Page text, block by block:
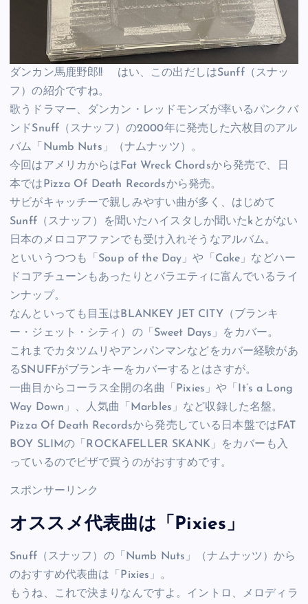
ダンカン馬鹿野郎!! はい、この出だしはSunff（スナッ
フ）の紹介ですね。
歌うドラマー、ダンカン・レッドモンズが率いるパンクバ
ンドSnuff（スナッフ）の2000年に発売した六枚目のアル
バム「Numb Nuts」（ナムナッツ）。
今回はアメリカからはFat Wreck Chordsから発売で、日
本ではPizza Of Death Recordsから発売。
サビがキャッチーで親しみやすい曲が多く、はじめて
Sunff（スナッフ）を聞いたハイスタしか聞いたkとがない
日本のメロコアファンでも受け入れそうなアルバム。
といいうつつも「Soup of the Day」や「Cake」などハー
ドコアチューンもあったりとバラエティに富んでいるライ
ンナップ。
なんといっても目玉はBLANKEY JET CITY（ブランキ
ー・ジェット・シティ）の「Sweet Days」をカバー。
これまでカタツムリやアンパンマンなどをカバー経験があ
るSNUFFがブランキーをカバーするとはさすが。
一曲目からコーラス全開の名曲「Pixies」や「It’s a Long
Way Down」、人気曲「Marbles」など収録した名盤。
Pizza Of Death Recordsから発売している日本盤ではFAT
BOY SLIMの「ROCKAFELLER SKANK」をカバーも入
っているのでピザで買うのがおすすめです。
スポンサーリンク
オススメ代表曲は「Pixies」
Snuff（スナッフ）の「Numb Nuts」（ナムナッツ）から
のおすすめ代表曲は「Pixies」。
もうね、これで決まりなんですよ。イントロ、メロディラ